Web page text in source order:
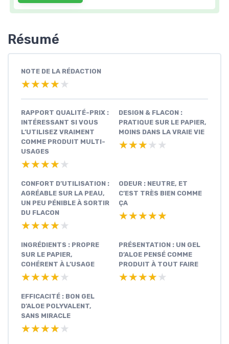
Résumé
NOTE DE LA RÉDACTION
★★★★★
★★★★★
RAPPORT QUALITÉ-PRIX :
INTÉRESSANT SI VOUS
L’UTILISEZ VRAIMENT
COMME PRODUIT MULTI-
USAGES
★★★★★
★★★★★
DESIGN & FLACON :
PRATIQUE SUR LE PAPIER,
MOINS DANS LA VRAIE VIE
★★★★★
★★★★★
CONFORT D’UTILISATION :
AGRÉABLE SUR LA PEAU,
UN PEU PÉNIBLE À SORTIR
DU FLACON
★★★★★
★★★★★
ODEUR : NEUTRE, ET
C’EST TRÈS BIEN COMME
ÇA
★★★★★
★★★★★
INGRÉDIENTS : PROPRE
SUR LE PAPIER,
COHÉRENT À L’USAGE
★★★★★
★★★★★
PRÉSENTATION : UN GEL
D’ALOE PENSÉ COMME
PRODUIT À TOUT FAIRE
★★★★★
★★★★★
EFFICACITÉ : BON GEL
D’ALOE POLYVALENT,
SANS MIRACLE
★★★★★
★★★★★